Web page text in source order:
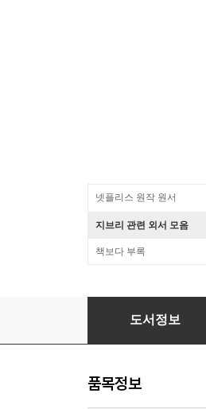
넷플리스 원작 원서
지브리 관련 외서 모음
책보다 부록
Strangers on
도서정보
품목정보